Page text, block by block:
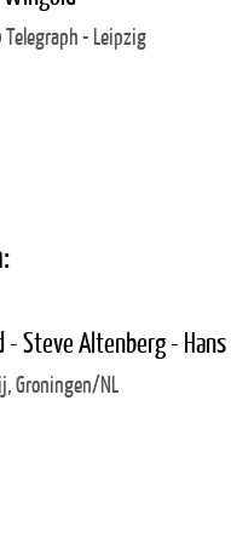
Telegraph - Leipzig
- Steve Altenberg - Hans
Groningen/NL